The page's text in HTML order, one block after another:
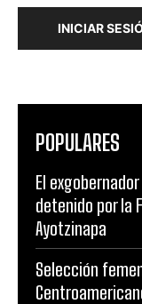
INICIAR
POPULARES
El
detenido por la
Ayotzinapa
Selección